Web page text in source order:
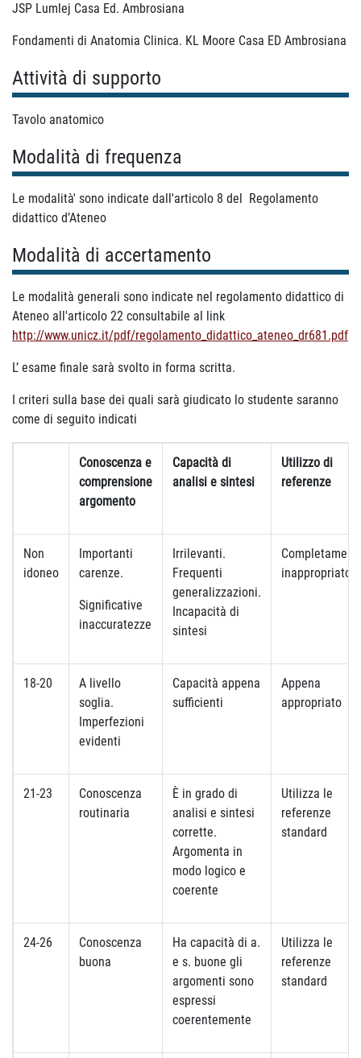
JSP Lumlej Casa Ed. Ambrosiana
Fondamenti di Anatomia Clinica. KL Moore Casa ED Ambrosiana
Attività di supporto
Tavolo anatomico
Modalità di frequenza
Le modalità' sono indicate dall'articolo 8 del Regolamento
didattico d’Ateneo
Modalità di accertamento
Le modalità generali sono indicate nel regolamento didattico di
Ateneo all'articolo 22 consultabile al link
http://www.unicz.it/pdf/regolamento_didattico_ateneo_dr681.pdf
L’ esame finale sarà svolto in forma scritta.
I criteri sulla base dei quali sarà giudicato lo studente saranno
come di seguito indicati
Conoscenza e
comprensione
argomento
Capacità di
analisi e sintesi
Utilizzo di
referenze
Non
idoneo
Importanti
carenze.
Significative
inaccuratezze
Irrilevanti.
Frequenti
generalizzazioni.
Incapacità di
sintesi
inappropriato
18-20
A livello
soglia.
Imperfezioni
evidenti
Capacità appena
sufficienti
Appena
appropriato
21-23
Conoscenza
routinaria
È in grado di
analisi e sintesi
corrette.
Argomenta in
modo logico e
coerente
Utilizza le
referenze
standard
24-26
Conoscenza
buona
Ha capacità di a.
e s. buone gli
argomenti sono
espressi
coerentemente
Utilizza le
referenze
standard